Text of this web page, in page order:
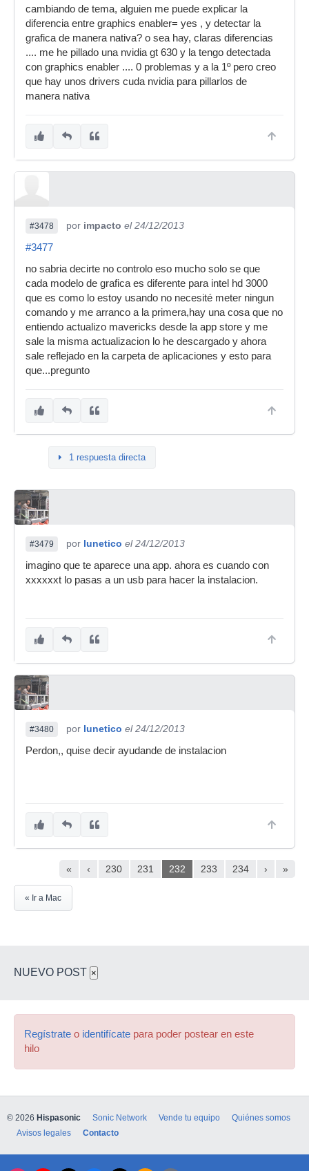
cambiando de tema, alguien me puede explicar la
diferencia entre graphics enabler= yes , y detectar la
grafica de manera nativa? o sea hay, claras diferencias
.... me he pillado una nvidia gt 630 y la tengo detectada
con graphics enabler .... 0 problemas y a la 1º pero creo
que hay unos drivers cuda nvidia para pillarlos de
manera nativa
#3478 por impacto el 24/12/2013
#3477
no sabria decirte no controlo eso mucho solo se que
cada modelo de grafica es diferente para intel hd 3000
que es como lo estoy usando no necesité meter ningun
comando y me arranco a la primera,hay una cosa que no
entiendo actualizo mavericks desde la app store y me
sale la misma actualizacion lo he descargado y ahora
sale reflejado en la carpeta de aplicaciones y esto para
que...pregunto
1 respuesta directa
#3479 por lunetico el 24/12/2013
imagino que te aparece una app. ahora es cuando con
xxxxxxt lo pasas a un usb para hacer la instalacion.
#3480 por lunetico el 24/12/2013
Perdon,, quise decir ayudande de instalacion
« ‹ 230 231 232 233 234 › »
« Ir a Mac
NUEVO POST ×
Regístrate o identifícate para poder postear en este
hilo
© 2026 Hispasonic Sonic Network Vende tu equipo
Quiénes somos
Avisos legales
Contacto